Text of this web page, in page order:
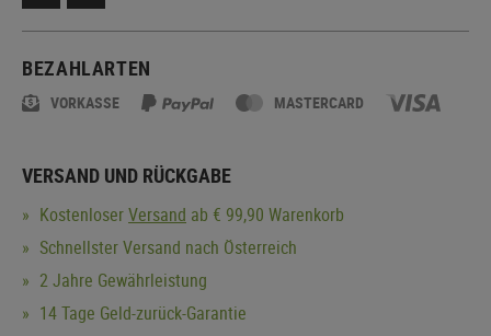
BEZAHLARTEN
VORKASSE MASTERCARD
VERSAND UND RÜCKGABE
KostenloserVersand ab € 99,90 Warenkorb
Schnellster Versand nach Österreich
2 Jahre Gewährleistung
14 Tage Geld-zurück-Garantie